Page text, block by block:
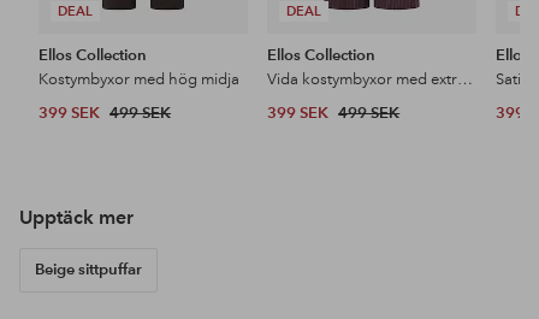
DEAL
Ellos Collection
Kostymbyxor med hög midja
399 SEK 499 SEK
DEAL
Ellos Collection
Vida kostymbyxor med extra hög midja
399 SEK 499 SEK
Ellos
399
Upptäck mer
Beige sittpuffar